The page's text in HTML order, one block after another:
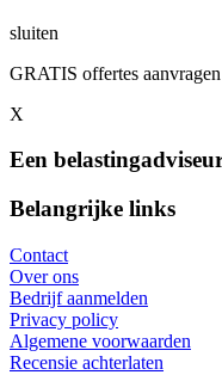
sluiten
GRATIS offertes aanvragen
X
Een
Belangrijke links
Contact
Over ons
Bedrijf aanmelden
Privacy policy
Algemene voorwaarden
Recensie achterlaten